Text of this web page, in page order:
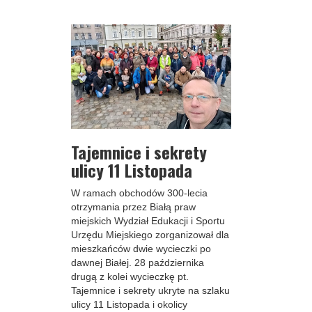
Tajemnice i sekrety
ulicy 11 Listopada
W ramach obchodów 300-lecia
otrzymania przez Białą praw
miejskich Wydział Edukacji i Sportu
Urzędu Miejskiego zorganizował dla
mieszkańców dwie wycieczki po
dawnej Białej. 28 października
drugą z kolei wycieczkę pt.
Tajemnice i sekrety ukryte na szlaku
ulicy 11 Listopada i okolicy